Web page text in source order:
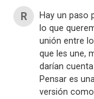
Hay un paso
lo que
unión entre
que les une,
darían
Pensar es
versión